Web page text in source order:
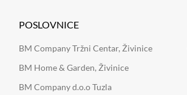
POSLOVNICE
BM Company Tržni Centar, Živinice
BM Home & Garden, Živinice
BM Company d.o.o Tuzla